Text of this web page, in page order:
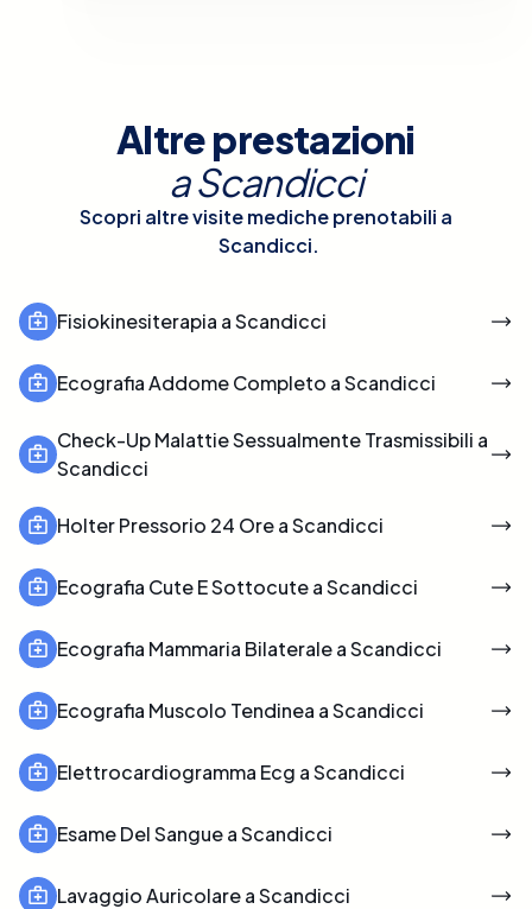
Altre prestazioni
aScandicci
Scopri altre visite mediche prenotabili a
Scandicci.
Fisiokinesiterapia a Scandicci
Ecografia Addome Completo a Scandicci
Check-Up Malattie Sessualmente Trasmissibili a
Scandicci
Holter Pressorio 24 Ore a Scandicci
Ecografia Cute E Sottocute a Scandicci
Ecografia Mammaria Bilaterale a Scandicci
Ecografia Muscolo Tendinea a Scandicci
Elettrocardiogramma Ecg a Scandicci
Esame Del Sangue a Scandicci
Lavaggio Auricolare a Scandicci